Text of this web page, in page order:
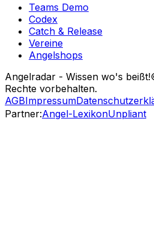
Teams Demo
Codex
Catch & Release
Vereine
Angelshops
Angelradar - Wissen wo's beißt!
Rechte vorbehalten.
AGBImpressum
Partner:Angel-LexikonUnpliant